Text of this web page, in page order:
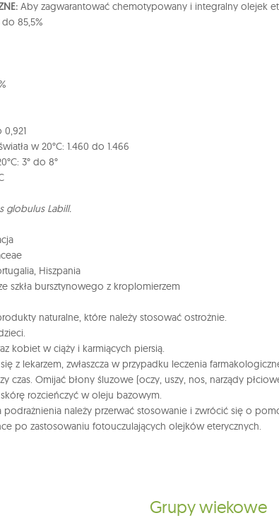
Aby zagwarantować chemotypowany i integralny olejek
85,5%
0,921
w 20°C: 1.460 do 1.466
3° do 8°
globulus Labill.
Hiszpania
szkła bursztynowego z kroplomierzem
naturalne, które należy stosować ostrożnie.
kobiet w ciąży i karmiących piersią.
z lekarzem, zwłaszcza w przypadku leczenia
czas. Omijać błony śluzowe (oczy, uszy, nos, narządy
rozcieńczyć w oleju bazowym.
należy przerwać stosowanie i zwrócić się o
po zastosowaniu fotouczulających olejków eterycznych.
Grupy wiekowe